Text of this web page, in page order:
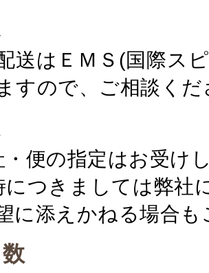
送はＥＭＳ(国際ス
すので、ご相談くだ
・便の指定はお受け
につきましては弊社
に添えかねる場合